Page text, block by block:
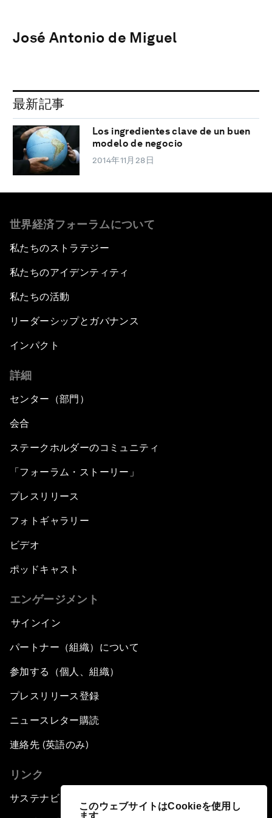
このウェブサイトはCookieを使用し
ます
José Antonio de Miguel
最新記事
Los ingredientes clave de un buen
modelo de negocio
2014年11月28日
世界経済フォーラムについて
私たちのストラテジー
私たちのアイデンティティ
私たちの活動
リーダーシップとガバナンス
インパクト
詳細
センター（部門）
会合
ステークホルダーのコミュニティ
「フォーラム・ストーリー」
プレスリリース
フォトギャラリー
ビデオ
ポッドキャスト
エンゲージメント
サインイン
パートナー（組織）について
参加する（個人、組織）
プレスリリース登録
ニュースレター購読
連絡先 (英語のみ)
リンク
サステナビリティへの取り組み